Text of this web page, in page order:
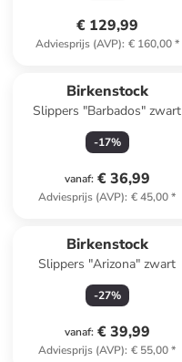
€ 129,99
Adviesprijs (AVP): € 160,00*
Birkenstock
Slippers "Barbados" zwart
-17%
vanaf: € 36,99
Adviesprijs (AVP): € 45,00*
Birkenstock
Slippers "Arizona" zwart
-27%
vanaf: € 39,99
Adviesprijs (AVP): € 55,00*